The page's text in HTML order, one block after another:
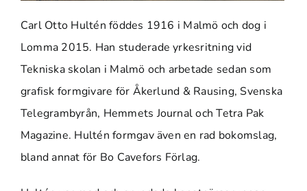
Carl Otto Hultén föddes 1916 i Malmö och dog i
Lomma 2015. Han studerade yrkesritning vid
Tekniska skolan i Malmö och arbetade sedan som
grafisk formgivare för Åkerlund & Rausing, Svenska
Telegrambyrån, Hemmets Journal och Tetra Pak
Magazine. Hultén formgav även en rad bokomslag,
bland annat för Bo Cavefors Förlag.